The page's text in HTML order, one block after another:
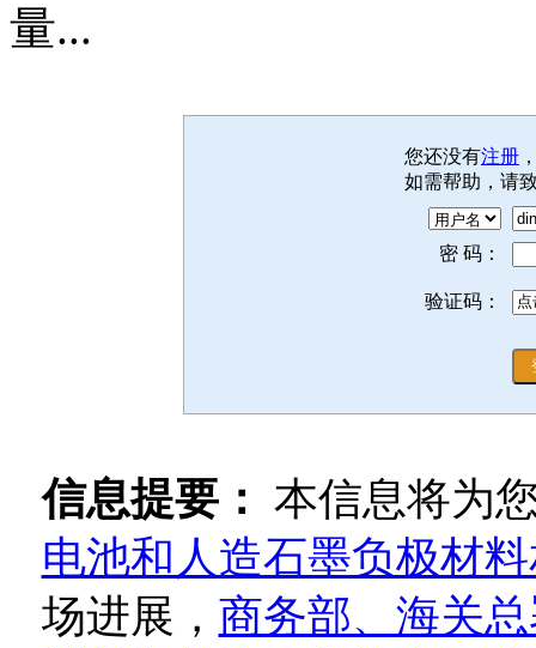
量...
您还没有注册
如需帮助，请
密 码：
验证码：
信息提要： 本信息将为
电池和人造石墨负极材
场进展， 商务部、海关